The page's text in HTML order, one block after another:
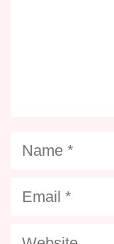
Name
Email
Website